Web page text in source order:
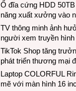
Ổ đĩa cứng HDD
năng xuất xưởng vào
TV thông minh ảnh
người xem truyền hình
TikTok Shop tăng
phát triển thương mại
Laptop COLORFUL
mẽ với màn hình 16